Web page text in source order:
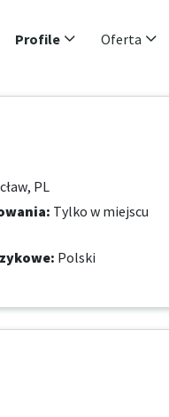
Profile Oferta
PL
: Tylko w miejscu
: Polski